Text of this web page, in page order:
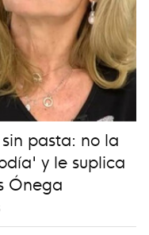
pasta: no la
y le suplica
Ónega